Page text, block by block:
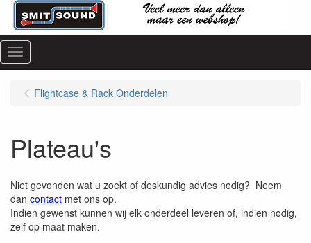
Menu
Flightcase & Rack Onderdelen
Plateau's
Niet gevonden wat u zoekt of deskundig advies nodig? Neem
dan contact met ons op.
Indien gewenst kunnen wij elk onderdeel leveren of, indien nodig,
zelf op maat maken.